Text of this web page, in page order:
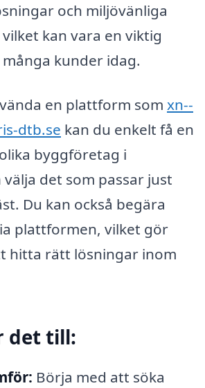
och miljövänliga
kan vara en viktig
kunder idag.
en plattform som xn--
dtb.se kan du enkelt få en
byggföretag i
det som passar just
Du kan också begära
plattformen, vilket gör
hitta rätt lösningar inom
det till:
Börja med att söka